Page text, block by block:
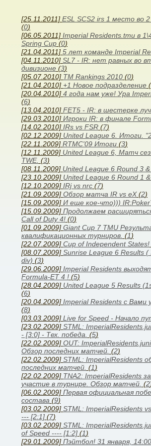
[25.11.2011] ESL SCS2 irs 1 место во
(0)
[06.05.2011] Imperial Residents.tmu в
Spring Cup (0)
[21.04.2011] 5 лет команде Imperial
[04.11.2010] SL7 - IR: нет равных во
дивизионе (3)
[05.07.2010] TM Rankings 2010 (0)
[21.04.2010] +1 Новое подразделение (
[20.04.2010] 4 года нам уже! Ура
(6)
[13.04.2010] FET5 - IR: в шестерке
[29.03.2010] Игроки IR: в финале
[14.02.2010] IRs vs FSR (7)
[02.12.2009] United League 6. Итоги.
[22.11.2009] RTMC'09 Итоги (3)
[12.11.2009] United League 6, Матч
TWE. (3)
[08.11.2009] United League 6 Round 3
[23.10.2009] United League 6 Round 1
[12.10.2009] IRj vs nrc (7)
[21.09.2009] Обзор матча IR vs eX(2)
[15.09.2009] И еще кое-что)))
[15.09.2009] Продолжаем
Call of Duty 4! (0)
[01.09.2009] Giant Cup 7 TMU
квалификационных турниров. (1)
[22.07.2009] Cup of Independent States!
[08.07.2009] Sunrise League 6 Results (
div) (3)
[29.06.2009] Imperial Residents
Formula-ET 4 ! (5)
[28.04.2009] United League 5 Results
(6)
[20.04.2009] Imperial Residents с Вами
(8)
[03.03.2009] Live for Speed - Начало
[23.02.2009] STML:
- [3:0] - Тех. победа. (5)
[22.02.2009] OUT:
Обзор последних матчей. (2)
[22.02.2009] STML: ImperialResidents
последних матчей. (1)
[22.02.2009] TNA2: ImperialResidents
участие в турнире. Обзор матчей. (2
[06.02.2009] Первая официальная
состава (9)
[03.02.2009] STML: ImperialResidents
--- [2:1] (7)
[03.02.2009] STML:
of Speed ---- [1:2] (1)
[29.01.2009] Пэйтбол! 31 января,